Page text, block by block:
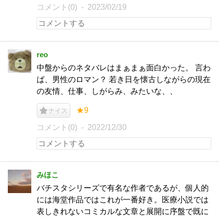
コメント(0) 2023/02/19
reo
中盤からのネタバレはまぁまぁ面白かった。 言わ
ば、男性のロマン？ 若き日を懐古しながらの現在
の友情、仕事、しがらみ、みたいな、、
ナイス ★9
コメント(0) 2022/12/30
みほこ
バチスタシリーズで有名な作者であるが、個人的
には海堂作品ではこれが一番好き。医療小説では
表しきれないコミカルな文章と展開に序盤で既に